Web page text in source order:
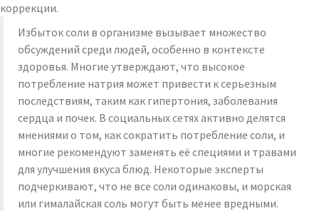
коррекции.
Избыток соли в организме вызывает множество
обсуждений среди людей, особенно в контексте
здоровья. Многие утверждают, что высокое
потребление натрия может привести к серьезным
последствиям, таким как гипертония, заболевания
сердца и почек. В социальных сетях активно делятся
мнениями о том, как сократить потребление соли, и
многие рекомендуют заменять её специями и травами
для улучшения вкуса блюд. Некоторые эксперты
подчеркивают, что не все соли одинаковы, и морская
или гималайская соль могут быть менее вредными.